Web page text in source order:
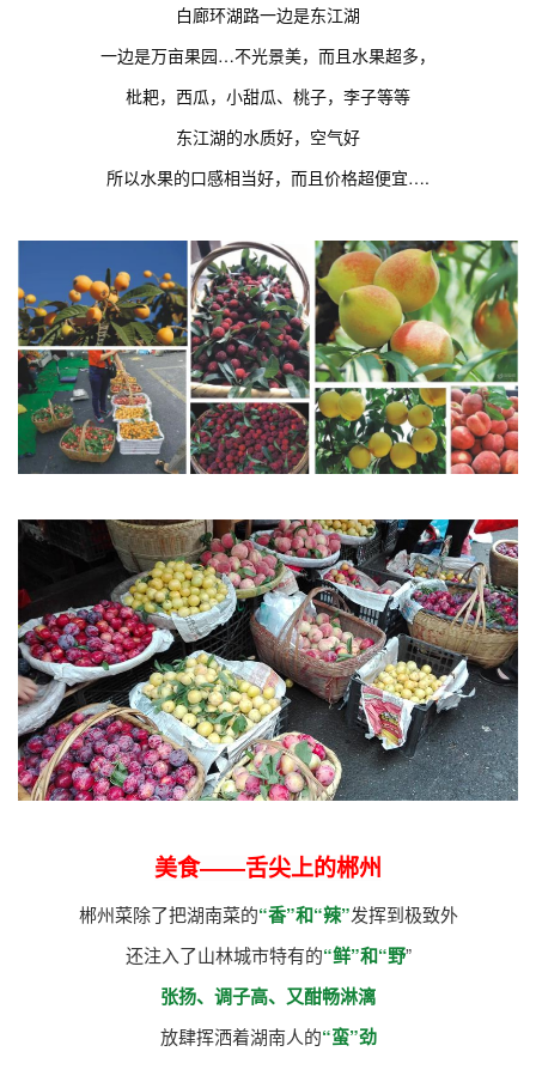
白廊环湖路一边是东江湖
一边是万亩果园…不光景美，而且水果超多，
枇耙，西瓜，小甜瓜、桃子，李子等等
东江湖的水质好，空气好
所以水果的口感相当好，而且价格超便宜….
美食——舌尖上的郴州
郴州菜除了把湖南菜的“香”和“辣”发挥到极致外
还注入了山林城市特有的“鲜”和“野”
张扬、调子高、又酣畅淋漓
放肆挥洒着湖南人的“蛮”劲